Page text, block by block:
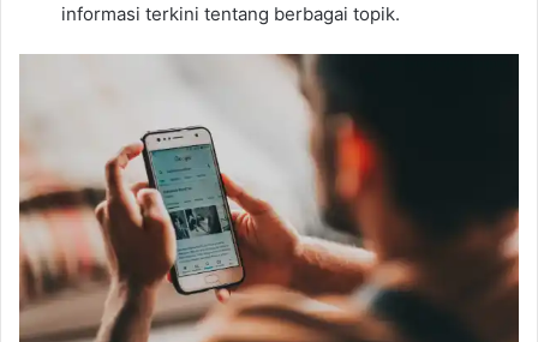
informasi terkini tentang berbagai topik.